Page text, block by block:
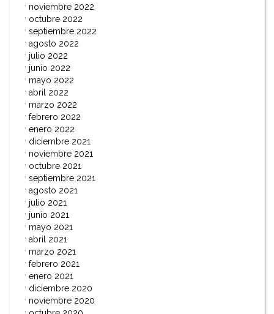
noviembre 2022
octubre 2022
septiembre 2022
agosto 2022
julio 2022
junio 2022
mayo 2022
abril 2022
marzo 2022
febrero 2022
enero 2022
diciembre 2021
noviembre 2021
octubre 2021
septiembre 2021
agosto 2021
julio 2021
junio 2021
mayo 2021
abril 2021
marzo 2021
febrero 2021
enero 2021
diciembre 2020
noviembre 2020